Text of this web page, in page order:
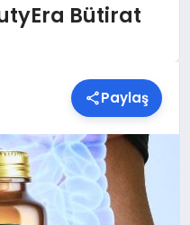
Bütirat
Paylaş